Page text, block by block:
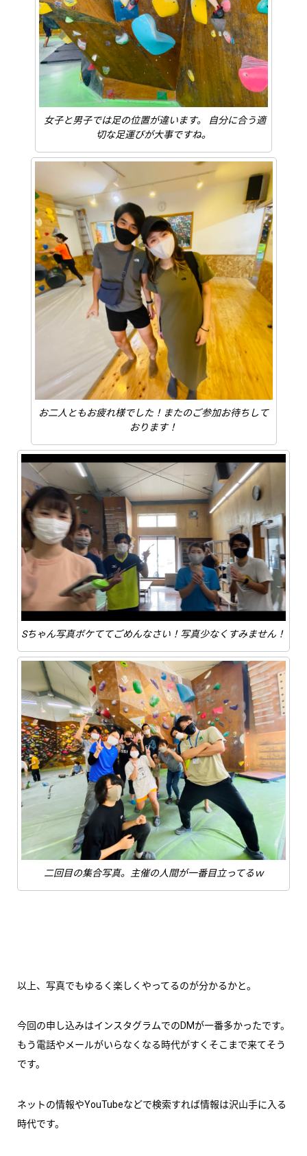
女子と男子では足の位置が違います。 自分に合う適
切な足運びが大事ですね。
お二人ともお疲れ様でした！またのご参加お待ちして
おります！
Sちゃん写真ボケててごめんなさい！写真少なくすみません！
二回目の集合写真。主催の人間が一番目立ってるｗ
以上、写真でもゆるく楽しくやってるのが分かるかと。
今回の申し込みはインスタグラムでのDMが一番多かったです。
もう電話やメールがいらなくなる時代がすくそこまで来てそう
です。
ネットの情報やYouTubeなどで検索すれば情報は沢山手に入る
時代です。